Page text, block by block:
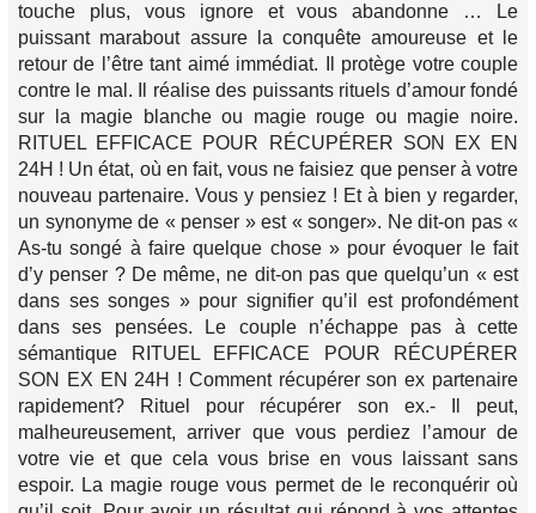
touche plus, vous ignore et vous abandonne … Le
puissant marabout assure la conquête amoureuse et le
retour de l’être tant aimé immédiat. Il protège votre couple
contre le mal. Il réalise des puissants rituels d’amour fondé
sur la magie blanche ou magie rouge ou magie noire.
RITUEL EFFICACE POUR RÉCUPÉRER SON EX EN
24H ! Un état, où en fait, vous ne faisiez que penser à votre
nouveau partenaire. Vous y pensiez ! Et à bien y regarder,
un synonyme de « penser » est « songer». Ne dit-on pas «
As-tu songé à faire quelque chose » pour évoquer le fait
d’y penser ? De même, ne dit-on pas que quelqu’un « est
dans ses songes » pour signifier qu’il est profondément
dans ses pensées. Le couple n’échappe pas à cette
sémantique RITUEL EFFICACE POUR RÉCUPÉRER
SON EX EN 24H ! Comment récupérer son ex partenaire
rapidement? Rituel pour récupérer son ex.- Il peut,
malheureusement, arriver que vous perdiez l’amour de
votre vie et que cela vous brise en vous laissant sans
espoir. La magie rouge vous permet de le reconquérir où